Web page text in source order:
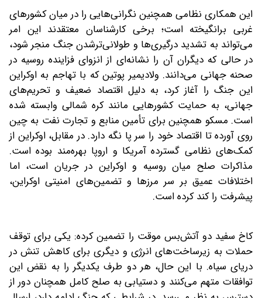
این همکاری نظامی همچنین نگرانی‌هایی را در میان کشورهای
غربی برانگیخته است؛ برخی کارشناسان معتقدند این امر
می‌تواند به تشدید درگیری‌ها و طولانی‌ترشدن جنگ منجر شود،
در حالی که دیگران آن را نشانه‌ای از انزوای فزاینده روسیه در
صحنه جهانی می‌دانند. ولادیمیر پوتین که با تهاجم به اوکراین
این جنگ را آغاز کرد، به دلیل اقتصاد ضعیف و تحریم‌های
جهانی، به حمایت کشورهایی مانند کره شمالی وابسته شده
است. مسکو همچنین برای تأمین منابع و تجارت نفت به چین
روی آورده تا اقتصاد خود را سر پا نگه دارد. در مقابل، اوکراین از
کمک‌های نظامی گسترده آمریکا و اروپا بهره‌مند بوده است.
مذاکرات صلح میان روسیه و اوکراین در جریان است، اما
اختلافات عمیق بر سر مرزها و تضمین‌های امنیتی اوکراین،
پیشرفت را کند کرده است.
کاخ سفید دو آتش‌بس موقت را تضمین کرده: یکی برای توقف
حملات به زیرساخت‌های انرژی و دیگری برای کاهش تنش در
دریای سیاه. با این حال، هر دو طرف یکدیگر را به نقض این
توافقات متهم می‌کنند و دستیابی به صلح کامل همچنان دور از